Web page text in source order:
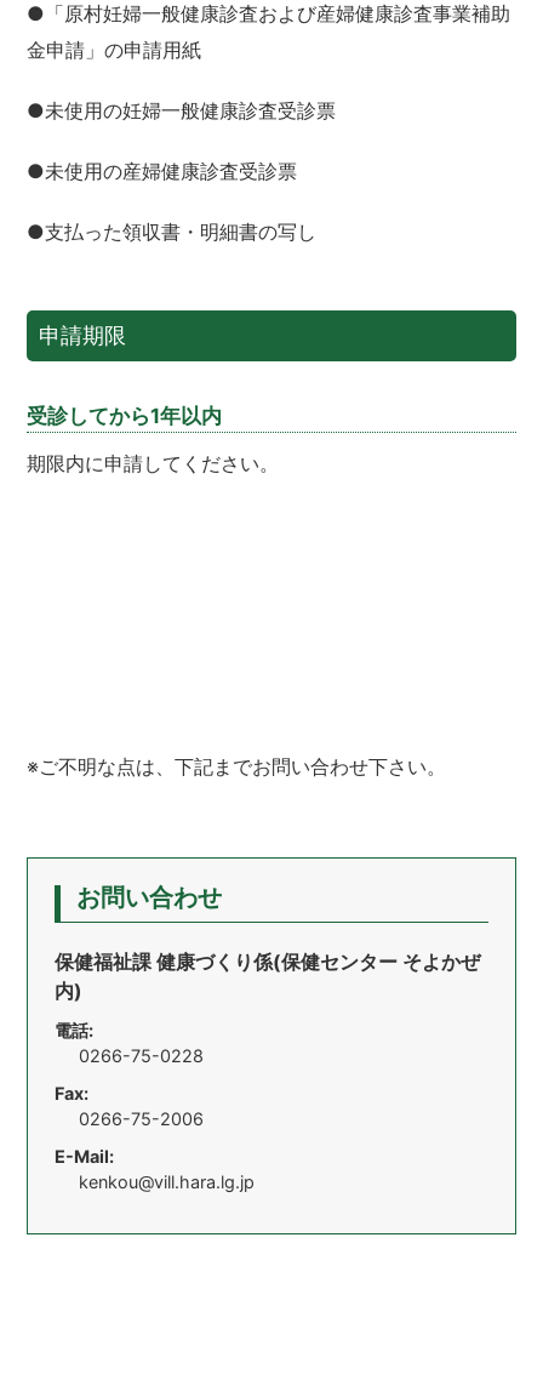
●「原村妊婦一般健康診査および産婦健康診査事業補助
金申請」の申請用紙
●未使用の妊婦一般健康診査受診票
●未使用の産婦健康診査受診票
●支払った領収書・明細書の写し
申請期限
受診してから1年以内
期限内に申請してください。
※ご不明な点は、下記までお問い合わせ下さい。
お問い合わせ
保健福祉課 健康づくり係(保健センター そよかぜ
内)
電話:
0266-75-0228
Fax:
0266-75-2006
E-Mail:
kenkou@vill.hara.lg.jp